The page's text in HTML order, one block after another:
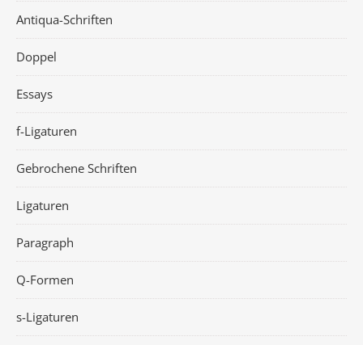
Antiqua-Schriften
Doppel
Essays
f-Ligaturen
Gebrochene Schriften
Ligaturen
Paragraph
Q-Formen
s-Ligaturen